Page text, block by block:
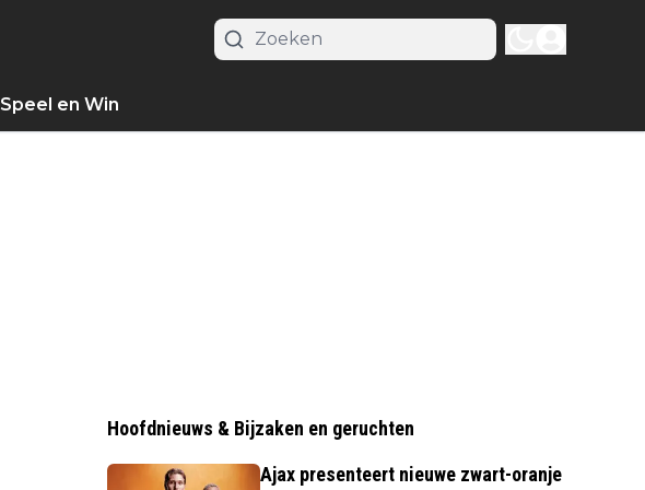
Speel en Win
Hoofdnieuws & Bijzaken en geruchten
Ajax presenteert nieuwe zwart-oranje